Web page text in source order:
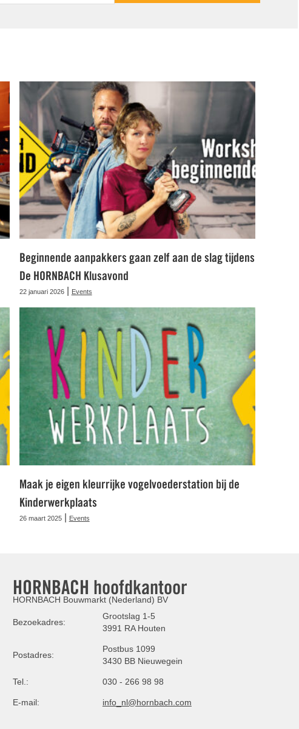
Beginnende aanpakkers gaan zelf aan de slag tijdens
De HORNBACH Klusavond
22 januari 2026| Events
Maak je eigen kleurrijke vogelvoederstation bij de
Kinderwerkplaats
26 maart 2025| Events
HORNBACH hoofdkantoor
HORNBACH Bouwmarkt (Nederland) BV
Bezoekadres:
Grootslag 1-5
3991 RA Houten
Postadres:
Postbus 1099
3430 BB Nieuwegein
Tel.: 030 - 266 98 98
E-mail: info_nl@hornbach.com